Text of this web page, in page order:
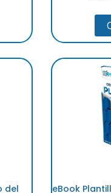
del
eBook